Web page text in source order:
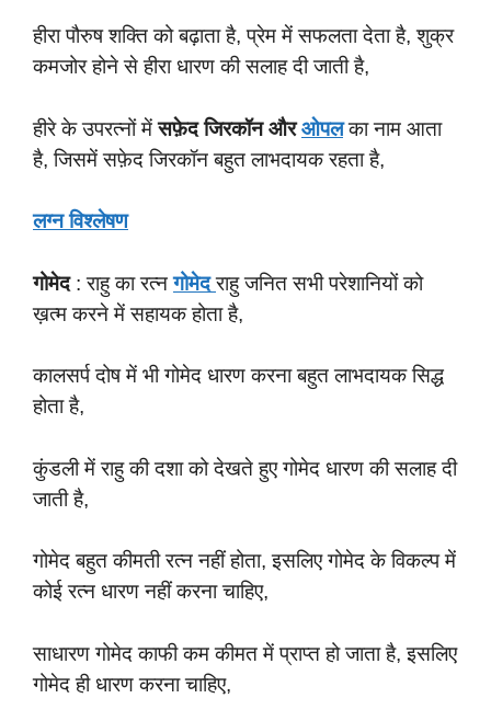
हीरा पौरुष शक्ति को बढ़ाता है, प्रेम में सफलता देता है, शुक्र
कमजोर होने से हीरा धारण की सलाह दी जाती है,
हीरे के उपरत्नों मेंसफ़ेद जिरकॉन औरओपलका नाम आता
है, जिसमें सफ़ेद जिरकॉन बहुत लाभदायक रहता है,
लग्न विश्लेषण
गोमेद: राहु का रत्नगोमेद राहु जनित सभी परेशानियों को
ख़त्म करने में सहायक होता है,
कालसर्प दोष में भी गोमेद धारण करना बहुत लाभदायक सिद्ध
होता है,
कुंडली में राहु की दशा को देखते हुए गोमेद धारण की सलाह दी
जाती है,
गोमेद बहुत कीमती रत्न नहीं होता, इसलिए गोमेद के विकल्प में
कोई रत्न धारण नहीं करना चाहिए,
साधारण गोमेद काफी कम कीमत में प्राप्त हो जाता है, इसलिए
गोमेद ही धारण करना चाहिए,